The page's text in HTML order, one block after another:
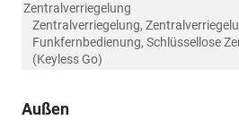
Zentralverriegelung
Zentralverriegelung,
Funkfernbedienung, Schlüssellose
(Keyless Go)
Außen